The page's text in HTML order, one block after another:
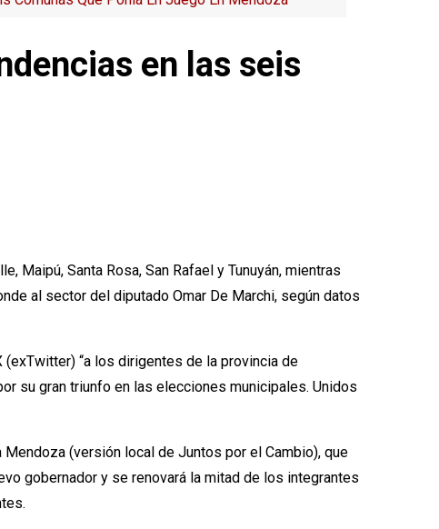
en las seis
Maipú, Santa Rosa, San Rafael y Tunuyán, mientras
al sector del diputado Omar De Marchi, según datos
“a los dirigentes de la provincia de
su gran triunfo en las elecciones municipales. Unidos
(versión local de Juntos por el Cambio), que
gobernador y se renovará la mitad de los integrantes